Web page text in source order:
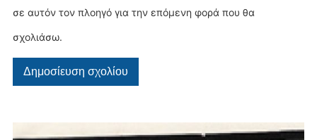
σε αυτόν τον πλοηγό για την επόμενη φορά που θα
σχολιάσω.